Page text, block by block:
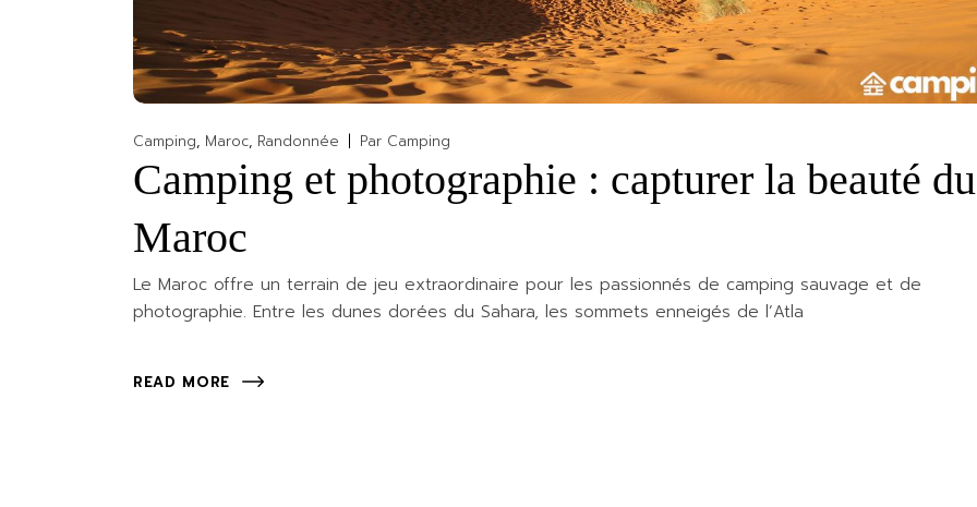
Camping Maroc Randonnée Par Camping
Camping et photographie : capturer la beauté du
Maroc
Le Maroc offre un terrain de jeu extraordinaire pour les passionnés de camping sauvage et de
photographie. Entre les dunes dorées du Sahara, les sommets enneigés de l’Atla
READ MORE